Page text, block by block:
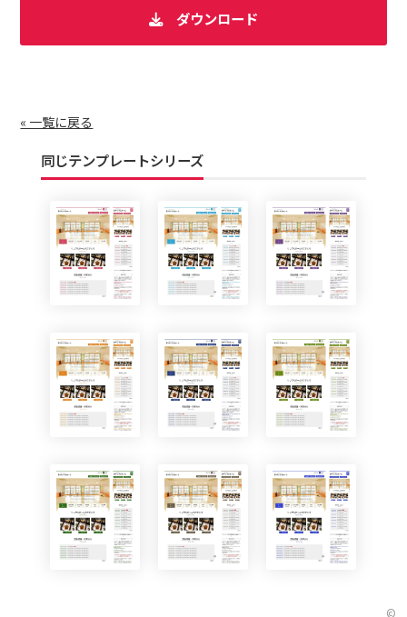
ダウンロード
« 一覧に戻る
同じテンプレートシリーズ